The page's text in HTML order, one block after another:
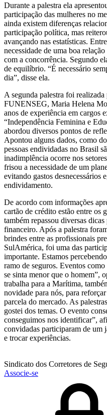
Durante a palestra ela
participação das mulheres no
ainda existem diferenças
participação política, mas
avançando nas estatísticas.
necessidade de uma boa
com a concorrência. Segundo
de equilíbrio. “É necessário
dia”, disse ela.
A segunda palestra foi
FUNENSEG, Maria Helena
anos de experiência em cargos
“Independência Feminina e
abordou diversos pontos de
Apontou alguns dados, como
pessoas endividadas no Brasil
inadimplência ocorre nos
frisou a necessidade de um
evitando gastos desnecessários
endividamento.
De acordo com informações
cartão de crédito estão entre os
também repassou diversas
financeiro. Após a palestra
brindes entre as profissionais
SulAmérica, foi uma das
importante. Estamos
ramo de seguros. Eventos
se sinta menor que o homem”,
trabalha para a Marítima,
novidade para nós, para
parcela do mercado. As
gostei dos temas. O evento
conseguimos nos identificar”,
convidadas participaram de um
e trocar experiências.
Sindicato dos Corretores de
Associe-se